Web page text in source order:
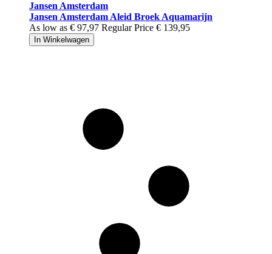
Jansen Amsterdam
Jansen Amsterdam Aleid Broek Aquamarijn
As low as € 97,97 Regular Price € 139,95
In Winkelwagen